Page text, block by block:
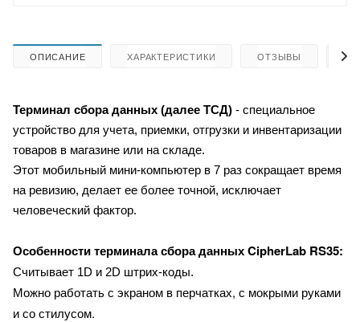
ОПИСАНИЕ ХАРАКТЕРИСТИКИ ОТЗЫВЫ
Терминал сбора данных (далее ТСД) - специальное
устройство для учета, приемки, отгрузки и инвентаризации
товаров в магазине или на складе.
Этот мобильный мини-компьютер в 7 раз сокращает время
на ревизию, делает ее более точной, исключает
человеческий фактор.
Особенности терминала сбора данных CipherLab RS35:
Считывает 1D и 2D штрих-коды.
Можно работать с экраном в перчатках, с мокрыми руками
и со стилусом.